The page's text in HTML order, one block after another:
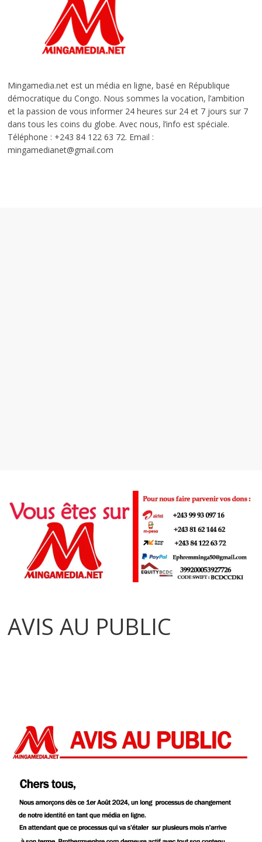
Mingamedia.net est un média en ligne, basé en République
démocratique du Congo. Nous sommes la vocation, l’ambition
et la passion de vous informer 24 heures sur 24 et 7 jours sur 7
dans tous les coins du globe. Avec nous, l’info est spéciale.
Téléphone : +243 84 122 63 72. Email :
mingamedianet@gmail.com
AVIS AU PUBLIC